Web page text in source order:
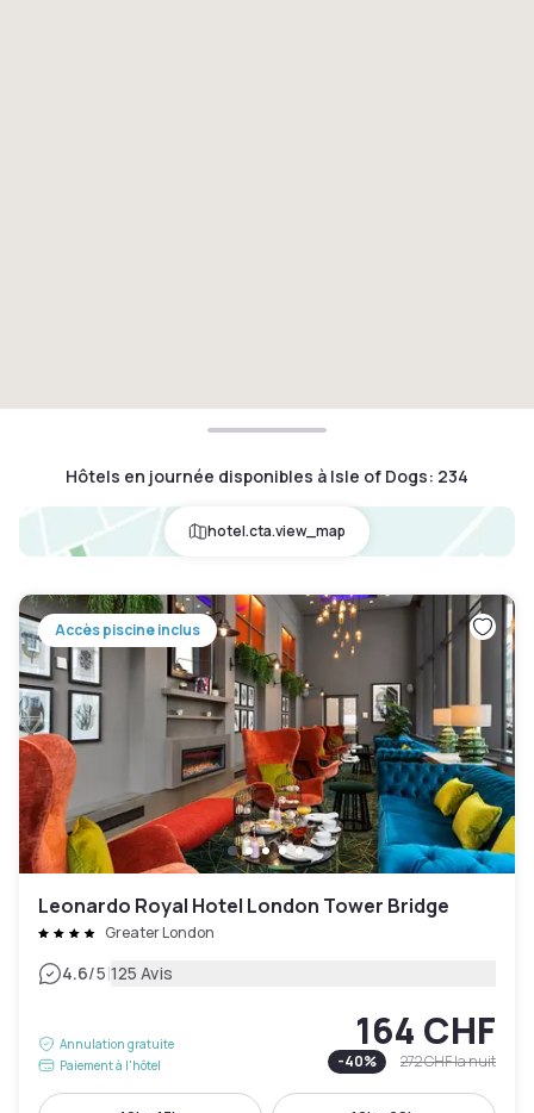
Hôtels en journée disponibles à Isle of Dogs: 234
hotel.cta.view_map
Accès piscine inclus
Leonardo Royal Hotel London Tower Bridge
Greater London
4.6/5|125 Avis
Annulation gratuite
Paiement à l'hôtel
164 CHF
-40% 272 CHFla nuit